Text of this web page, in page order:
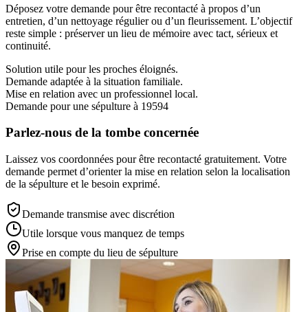
Déposez votre demande pour être recontacté à propos d’un
entretien, d’un nettoyage régulier ou d’un fleurissement. L’objectif
reste simple : préserver un lieu de mémoire avec tact, sérieux et
continuité.
Solution utile pour les proches éloignés.
Demande adaptée à la situation familiale.
Mise en relation avec un professionnel local.
Demande pour une sépulture à 19594
Parlez-nous de la tombe concernée
Laissez vos coordonnées pour être recontacté gratuitement. Votre
demande permet d’orienter la mise en relation selon la localisation
de la sépulture et le besoin exprimé.
Demande transmise avec discrétion
Utile lorsque vous manquez de temps
Prise en compte du lieu de sépulture